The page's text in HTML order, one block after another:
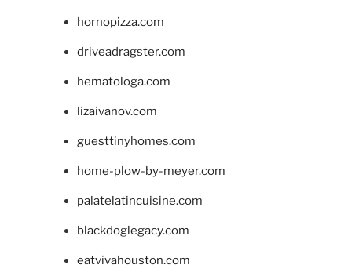
hornopizza.com
driveadragster.com
hematologa.com
lizaivanov.com
guesttinyhomes.com
home-plow-by-meyer.com
palatelatincuisine.com
blackdoglegacy.com
eatvivahouston.com